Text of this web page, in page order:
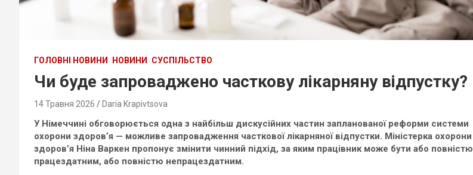
ГОЛОВНІ НОВИНИ НОВИНИ СУСПІЛЬСТВО
Чи буде запроваджено часткову лікарняну відпустку?
14 Травня 2026 Daria Krapivtsova
У Німеччині обговорюється одна з найбільш дискусійних частин запланованої реформи системи
охорони здоров’я — можливе запровадження часткової лікарняної відпустки. Міністерка охорони
здоров’я Ніна Варкен пропонує змінити чинний підхід, за яким працівник може бути або повністю
працездатним, або повністю непрацездатним.